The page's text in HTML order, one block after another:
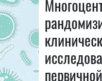
первичной